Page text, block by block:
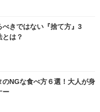
きではない『捨て方』3
は？
NGな食べ方６選！大人が身
ー